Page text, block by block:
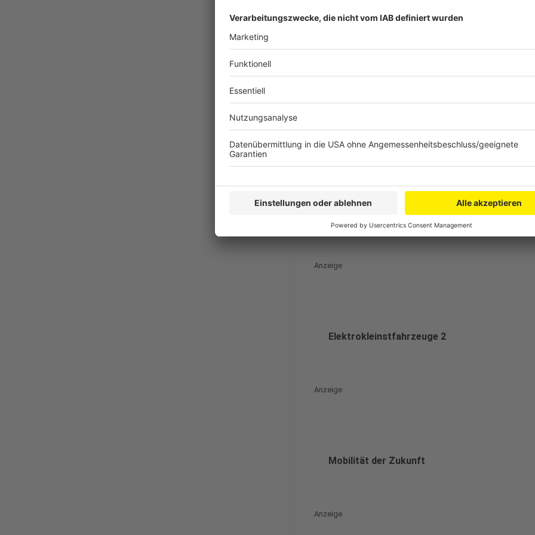
Verordnung für Geräte mit Lenkstange auf den
Lenkstange voraussichtlich im 1. Halbjahr 2019
Ausnahmeverordnung ist nicht
Danke an mop'n'roll in Bergisch Gladbach-Paffrath,
Anzeige
Elektrokleinstfahrzeuge
Anzeige
Elektrokleinstfahrzeuge 2
Anzeige
Mobilität der Zukunft
Anzeige